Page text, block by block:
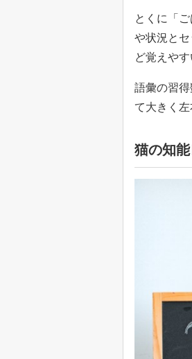
とくに「
や状況と
ど覚えやす
語彙の習
て大きく左
猫の知